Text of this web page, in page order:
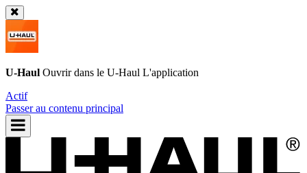
U-Haul Ouvrir dans le U-Haul L'application
Actif
Passer au contenu principal